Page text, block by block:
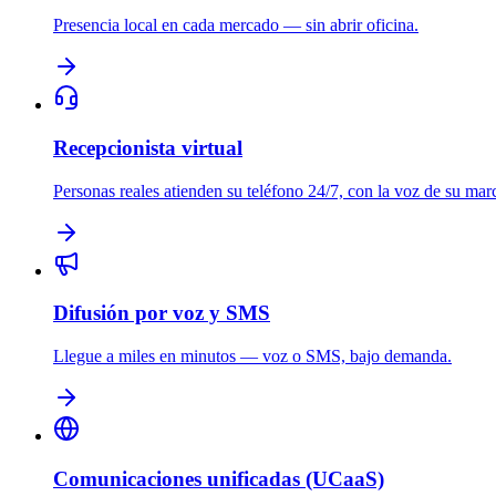
Presencia local en cada mercado — sin abrir oficina.
Recepcionista virtual
Personas reales atienden su teléfono 24/7, con la voz de su
Difusión por voz y SMS
Llegue a miles en minutos — voz o SMS, bajo demanda.
Comunicaciones unificadas (UCaaS)